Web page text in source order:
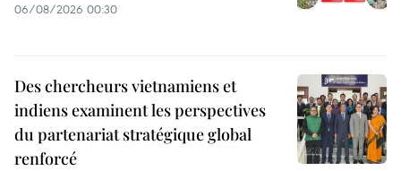
06/08/2026 00:30
Des chercheurs vietnamiens et
indiens examinent les perspectives
du partenariat stratégique global
renforcé